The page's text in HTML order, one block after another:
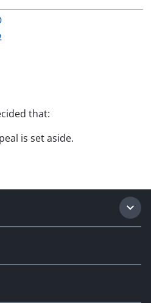
that:
is set aside.